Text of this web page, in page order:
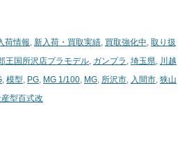
荷情報 新入荷・買取実績 買取強化中 取り扱
王国所沢店プラモデル ガンプラ 埼玉県
川越
模型 PG MG 1/100 MG 所沢市 入間市 狭山
型百式改